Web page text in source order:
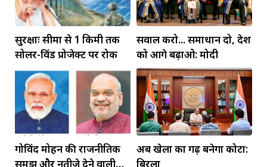
सुरक्षाः सीमा से 1 किमी तक
सोलर-विंड प्रोजेक्ट पर रोक
सवाल करो... समाधान दो, देश
को आगे बढ़ाओ: मोदी
गोविंद मोहन की राजनीतिक
समझ और नतीजे देने वाली
अब खेलों का गढ़ बनेगा कोटा:
बिरला